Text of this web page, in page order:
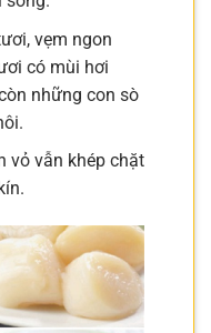
vẹm ngon
có mùi hơi
những con sò
vỏ vẫn khép chặt